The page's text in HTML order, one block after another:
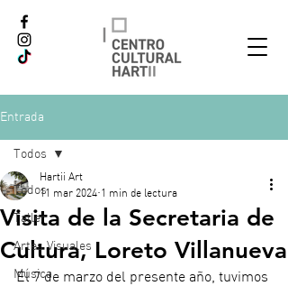
Entrada
Todos
Taller
Artes Visuales
Música
Todos
Visita de la Secretaria de
Cultura, Loreto Villanueva
Hartii Art
11 mar 2024 1 min de lectura
El 7 de marzo del presente año, tuvimos